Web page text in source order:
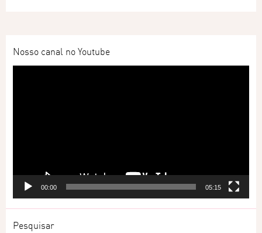
Nosso canal no Youtube
00:00 05:15
Pesquisar